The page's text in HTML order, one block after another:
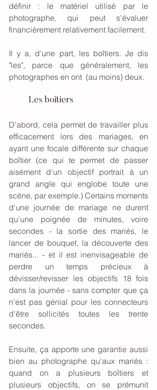
définir : le matériel utilisé par le
photographe, qui peut s'évaluer
financièrement relativement facilement.
Il y a, d'une part, les boîtiers. Je dis
"les", parce que généralement, les
photographes en ont  (au moins) deux.
	Les boîtiers
D'abord, cela permet de travailler plus
efficacement lors des mariages, en
ayant une focale différente sur chaque
boîtier (ce qui te permet de passer
aisément d'un objectif portrait à un
grand angle qui englobe toute une
scène, par exemple.) Certains moments
d'une journée de mariage ne durent
qu'une poignée de minutes, voire
secondes - la sortie des mariés, le
lancer de bouquet, la découverte des
mariés... - et il est inenvisageable de
perdre un temps précieux à
dévisser/revisser les objectifs 18 fois
dans la journée - sans compter que ça
n'est pas génial pour les connecteurs
d'être sollicités toutes les trente
secondes.
Ensuite, ça apporte une garantie aussi
bien au photographe qu'aux mariés :
quand on a plusieurs boîtiers et
plusieurs objectifs, on se prémunit